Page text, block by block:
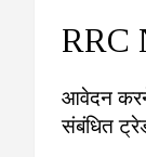
RRC
आवेदन करने
संबंधित